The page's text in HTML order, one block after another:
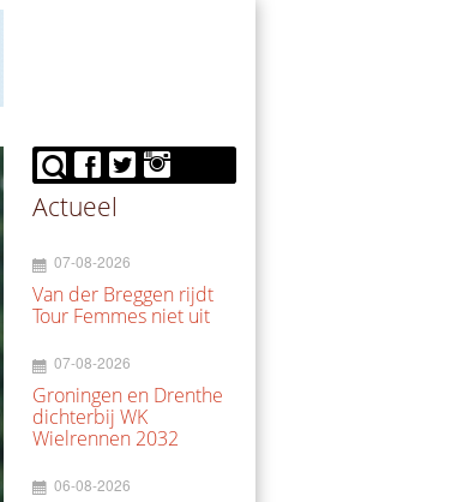
Actueel
07-08-2026
Van der Breggen rijdt
Tour Femmes niet uit
07-08-2026
Groningen en Drenthe
dichterbij WK
Wielrennen 2032
06-08-2026